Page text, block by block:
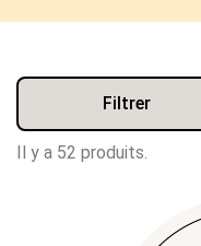
Il y a 52 produits.
Filtrer